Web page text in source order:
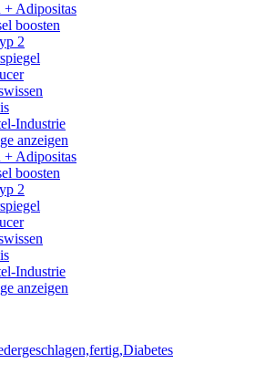
+ Adipositas
boosten
2
Industrie
anzeigen
+ Adipositas
boosten
2
Industrie
anzeigen